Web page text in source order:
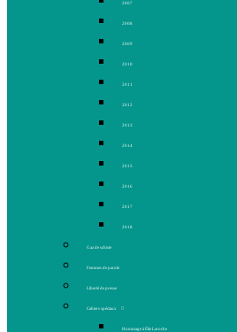
2007
2008
2009
2010
2011
2012
2013
2014
2015
2016
2017
2018
Gaz de schiste
Femmes de parole
Liberté de presse
Cahiers spéciaux
Hommage à Élie Laroche